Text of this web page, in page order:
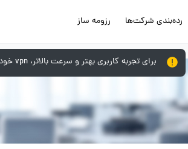
رده‌بندی شرکت‌ها رزومه ساز
برای تجربه کاربری بهتر و سرعت بالاتر، vpn خود را خاموش کنید.